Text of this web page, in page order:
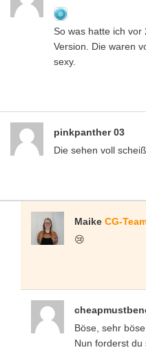
So was hatte ich vor
Version. Die waren
sexy.
pinkpanther 03
Die sehen voll
Maike CG-
😢
Böse, sehr böse.
Nun forderst du